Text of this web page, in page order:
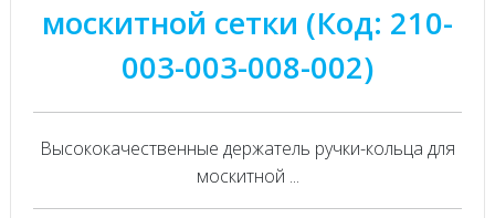
москитной сетки (Код: 210-
003-003-008-002)
Высококачественные держатель ручки-кольца для
москитной ...